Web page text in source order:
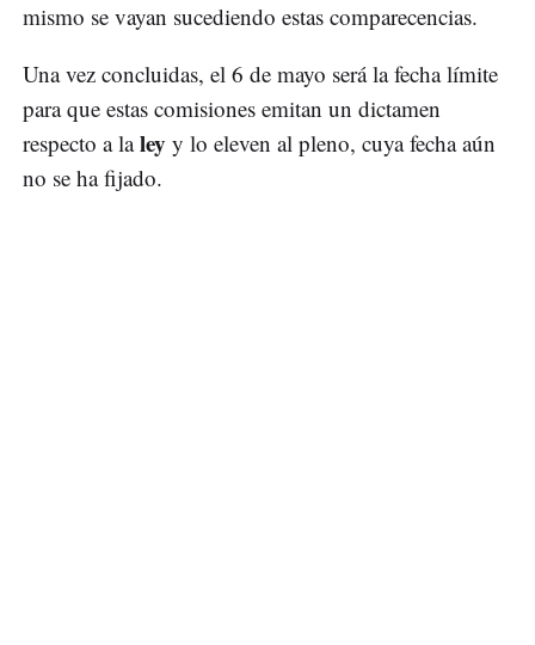
mismo se vayan sucediendo estas comparecencias.
Una vez concluidas, el 6 de mayo será la fecha límite
para que estas comisiones emitan un dictamen
respecto a laley y lo eleven al pleno, cuya fecha aún
no se ha fijado.